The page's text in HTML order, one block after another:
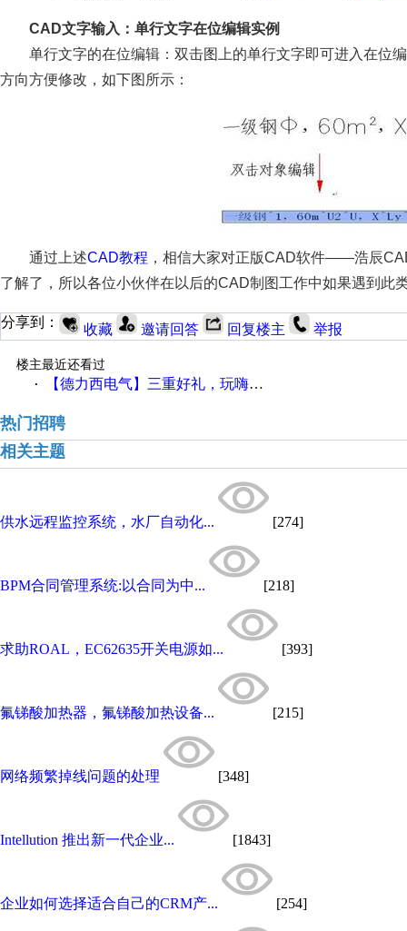
CAD文字输入：单行文字在位编辑实例
单行文字的在位编辑：双击图上的单行文字即可进入在位
方向方便修改，如下图所示：
通过上述CAD教程 ，相信大家对正版CAD软件——浩辰
了解了，所以各位小伙伴在以后的CAD制图工作中如果遇到此
分享到： 收藏 邀请回答 回复楼主 举报
楼主最近还看过
·
【德力西电气】三重好礼，玩嗨夏日！
热门招聘
相关主题
供水远程监控系统，水厂自动化... [274]
BPM合同管理系统:以合同为中... [218]
求助ROAL，EC62635开关电源如... [393]
氟锑酸加热器，氟锑酸加热设备... [215]
网络频繁掉线问题的处理 [348]
Intellution 推出新一代企业... [1843]
企业如何选择适合自己的CRM产... [254]